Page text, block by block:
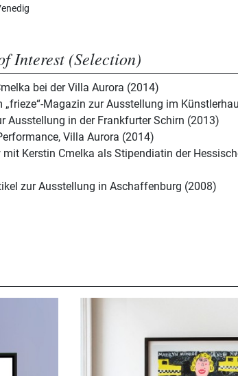
Interest (Selection)
bei der Villa Aurora (2014)
„frieze“-Magazin zur Ausstellung im
Ausstellung in der Frankfurter Schirn (2013)
Villa Aurora (2014)
mit Kerstin Cmelka als Stipendiatin der
zur Ausstellung in Aschaffenburg (2008)